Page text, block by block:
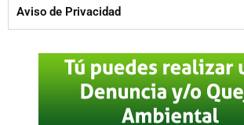
Aviso de Privacidad